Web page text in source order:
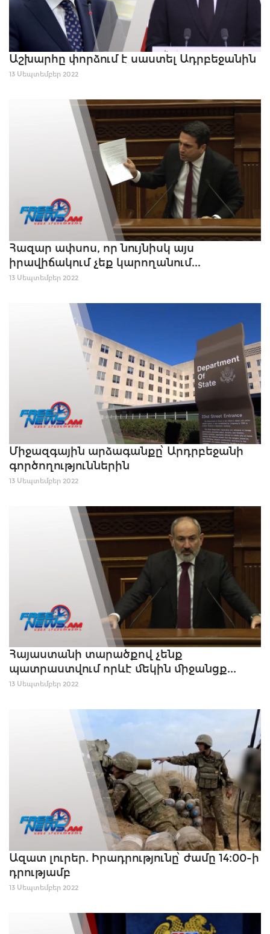
Աշխարհը փորձում է սաստել Ադրբեջանին
13 Սեպտեմբեր 2022
Հազար ափսոս, որ նույնիսկ այս
իրավիճակում չեք կարողանում...
13 Սեպտեմբեր 2022
Միջազգային արձագանքը՝ Արդրբեջանի
գործողություններին
13 Սեպտեմբեր 2022
Հայաստանի տարածքով չենք
պատրաստվում որևէ մեկին միջանցք...
13 Սեպտեմբեր 2022
Ազատ լուրեր. Իրադրությունը՝ ժամը 14։00-ի
դրությամբ
13 Սեպտեմբեր 2022